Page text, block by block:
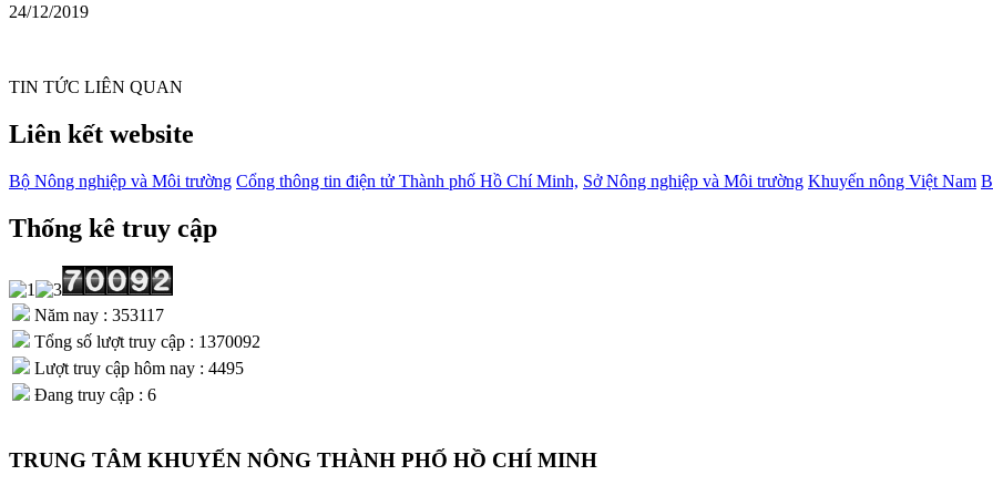
24/12/2019
TIN TỨC LIÊN QUAN
Liên kết website
Bộ Nông nghiệp và Môi trường Cổng thông tin điện tử Thành phố Hồ Chí Minh, Sở Nông nghiệp và Môi trường Khuyến nông Việt Nam
Thống kê truy cập
Năm nay : 353117
Tổng số lượt truy cập : 1370092
Lượt truy cập hôm nay : 4495
Đang truy cập : 6
TRUNG TÂM KHUYẾN NÔNG THÀNH PHỐ HỒ CHÍ MINH